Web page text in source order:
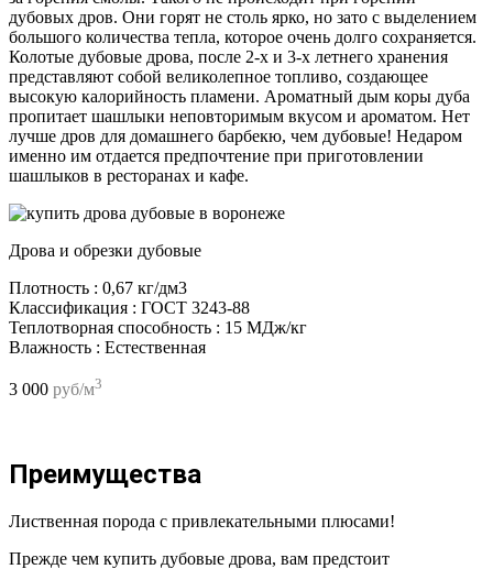
дубовых дров. Они горят не столь ярко, но зато с выделением
большого количества тепла, которое очень долго сохраняется.
Колотые дубовые дрова, после 2-х и 3-х летнего хранения
представляют собой великолепное топливо, создающее
высокую калорийность пламени. Ароматный дым коры дуба
пропитает шашлыки неповторимым вкусом и ароматом. Нет
лучше дров для домашнего барбекю, чем дубовые! Недаром
именно им отдается предпочтение при приготовлении
шашлыков в ресторанах и кафе.
Дрова и обрезки дубовые
Плотность : 0,67 кг/дм3
Классификация : ГОСТ 3243-88
Теплотворная способность : 15 МДж/кг
Влажность : Естественная
3 000 руб/м3
Преимущества
Лиственная порода с привлекательными плюсами!
Прежде чем купить дубовые дрова, вам предстоит